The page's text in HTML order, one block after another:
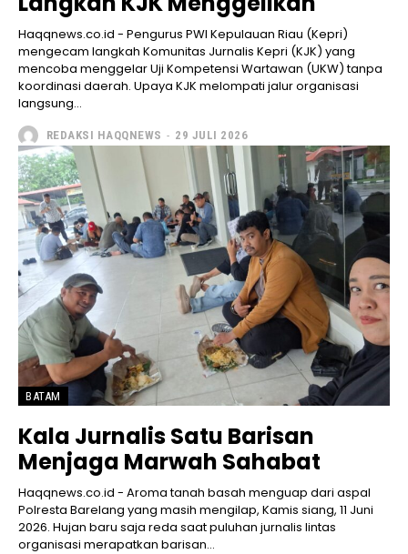
Haqqnews.co.id - Pengurus PWI Kepulauan Riau (Kepri)
mengecam langkah Komunitas Jurnalis Kepri (KJK) yang
mencoba menggelar Uji Kompetensi Wartawan (UKW) tanpa
koordinasi daerah. Upaya KJK melompati jalur organisasi
langsung...
REDAKSI HAQQNEWS - 29 JULI 2026
BATAM
Kala Jurnalis Satu Barisan
Menjaga Marwah Sahabat
Haqqnews.co.id - Aroma tanah basah menguap dari aspal
Polresta Barelang yang masih mengilap, Kamis siang, 11 Juni
2026. Hujan baru saja reda saat puluhan jurnalis lintas
organisasi merapatkan barisan...